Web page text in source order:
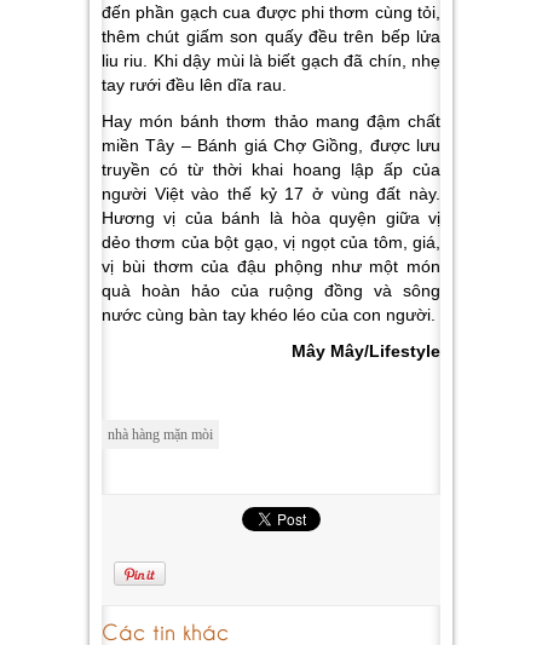
đến phần gạch cua được phi thơm cùng tỏi,
thêm chút giấm son quấy đều trên bếp lửa
liu riu. Khi dậy mùi là biết gạch đã chín, nhẹ
tay rưới đều lên dĩa rau.
Hay món bánh thơm thảo mang đậm chất
miền Tây – Bánh giá Chợ Giồng, được lưu
truyền có từ thời khai hoang lập ấp của
người Việt vào thế kỷ 17 ở vùng đất này.
Hương vị của bánh là hòa quyện giữa vị
dẻo thơm của bột gạo, vị ngọt của tôm, giá,
vị bùi thơm của đậu phộng như một món
quà hoàn hảo của ruộng đồng và sông
nước cùng bàn tay khéo léo của con người.
Mây Mây/Lifestyle
nhà hàng mặn mòi
Các tin khác